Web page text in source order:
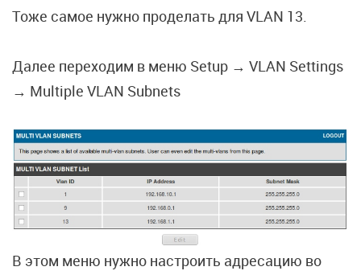
Тоже самое нужно проделать для VLAN 13.
Далее переходим в меню Setup → VLAN Settings
→ Multiple VLAN Subnets
В этом меню нужно настроить адресацию во